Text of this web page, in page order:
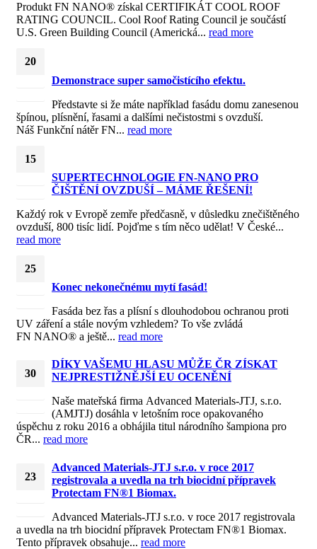
Produkt FN NANO® získal CERTIFIKÁT COOL ROOF
RATING COUNCIL. Cool Roof Rating Council je součástí
U.S. Green Building Council (Americká... read more
20
Demonstrace super samočistícího efektu.
Představte si že máte například fasádu domu zanesenou
špínou, plísnění, řasami a dalšími nečistostmi s ovzduší.
Náš Funkční nátěr FN... read more
15
SUPERTECHNOLOGIE FN-NANO PRO
ČIŠTĚNÍ OVZDUŠÍ – MÁME ŘEŠENÍ!
Každý rok v Evropě zemře předčasně, v důsledku znečištěného
ovzduší, 800 tisíc lidí. Pojďme s tím něco udělat! V České...
read more
25
Konec nekonečnému mytí fasád!
Fasáda bez řas a plísní s dlouhodobou ochranou proti
UV záření a stále novým vzhledem? To vše zvládá
FN NANO® a ještě... read more
30
DÍKY VAŠEMU HLASU MŮŽE ČR ZÍSKAT
NEJPRESTIŽNĚJŠÍ EU OCENĚNÍ
Naše mateřská firma Advanced Materials-JTJ, s.r.o.
(AMJTJ) dosáhla v letošním roce opakovaného
úspěchu z roku 2016 a obhájila titul národního šampiona pro
ČR... read more
23
Advanced Materials-JTJ s.r.o. v roce 2017
registrovala a uvedla na trh biocidní přípravek
Protectam FN®1 Biomax.
Advanced Materials-JTJ s.r.o. v roce 2017 registrovala
a uvedla na trh biocidní přípravek Protectam FN®1 Biomax.
Tento přípravek obsahuje... read more